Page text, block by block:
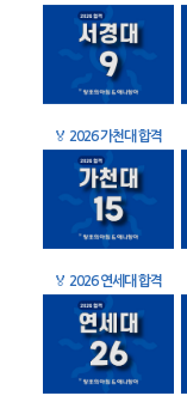
🏅 2026 가천대 합격
🏅 2026 연세대 합격